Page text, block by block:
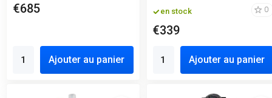
€685
Ajouter au panier
en stock 0
€339
Ajouter au panier